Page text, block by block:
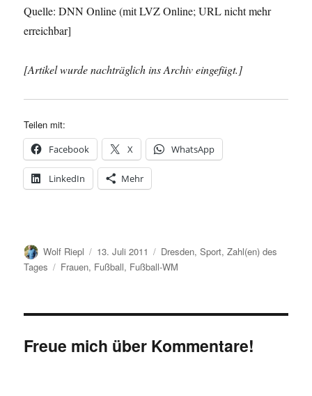
Quelle: DNN Online (mit LVZ Online; URL nicht mehr
erreichbar]
[Artikel wurde nachträglich ins Archiv eingefügt.]
Teilen mit:
Facebook X WhatsApp
LinkedIn Mehr
Autor
Wolf Riepl
Veröffentlicht
am
13. Juli 2011 Kategorien
Dresden,Sport,Zahl(en) des
Tages
Schlagwörter
Frauen, Fußball, Fußball-WM
Freue mich über Kommentare!